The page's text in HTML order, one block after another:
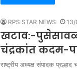
RPS STAR NEWS 13/
खटाव:-
चंद्रकांत कदम-
राष्ट्रीय अध्यक्ष संपादक